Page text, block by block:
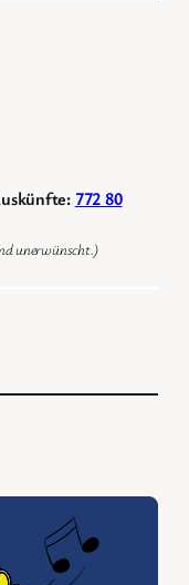
772 80
unerwünscht.)